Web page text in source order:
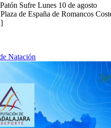
Sufre Lunes 10 de agosto
de España de Romancos
Natación